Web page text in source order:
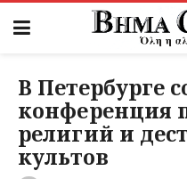
В Петербурге
конференция
религий и
культов